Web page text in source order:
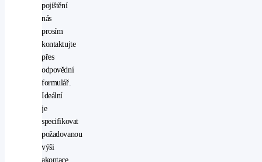
systém
startování
tlačítkem
USB
vyhřívaná
sedadla
vyhřívaná
zrcátka
vyhřívaný
volant
AUX
denní
pojištění
nás
prosím
kontaktujte
přes
odpovědní
formulář.
Ideální
je
specifikovat
požadovanou
výši
akontace